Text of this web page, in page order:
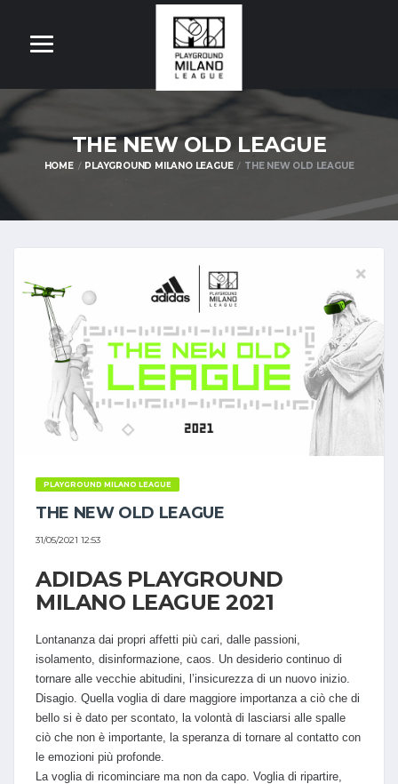
THE NEW OLD LEAGUE
HOME PLAYGROUND MILANO LEAGUE THE NEW OLD LEAGUE
PLAYGROUND MILANO LEAGUE
THE NEW OLD LEAGUE
31/05/2021 12:53
ADIDAS PLAYGROUND
MILANO LEAGUE 2021
Lontananza dai propri affetti più cari, dalle passioni,
isolamento, disinformazione, caos. Un desiderio continuo di
tornare alle vecchie abitudini, l’insicurezza di un nuovo inizio.
Disagio. Quella voglia di dare maggiore importanza a ciò che di
bello si è dato per scontato, la volontà di lasciarsi alle spalle
ciò che non è importante, la speranza di tornare al contatto con
le emozioni più profonde.
La voglia di ricominciare ma non da capo. Voglia di ripartire,